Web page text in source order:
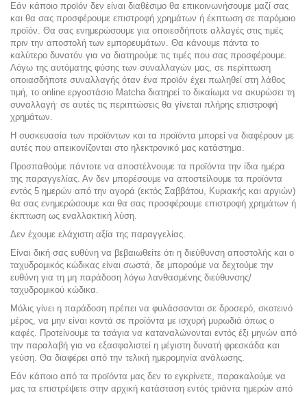
Εάν κάποιο προϊόν δεν είναι διαθέσιμο θα επικοινωνήσουμε μαζί σας
και θα σας προσφέρουμε επιστροφή χρημάτων ή έκπτωση σε παρόμοιο
προϊόν. Θα σας ενημερώσουμε για οποιεσδήποτε αλλαγές στις τιμές
πριν την αποστολή των εμπορευμάτων. Θα κάνουμε πάντα το
καλύτερο δυνατόν για να διατηρούμε τις τιμές που σας προσφέρουμε.
Λόγω της αυτόματης φύσης των συναλλαγών μας, σε περίπτωση
οποιασδήποτε συναλλαγής όταν ένα προϊόν έχει πωληθεί στη λάθος
τιμή, το online εργοστάσιο Matcha διατηρεί το δικαίωμα να ακυρώσει τη
συναλλαγή σε αυτές τις περιπτώσεις θα γίνεται πλήρης επιστροφή
χρημάτων.
Η συσκευασία των προϊόντων και τα προϊόντα μπορεί να διαφέρουν με
αυτές που απεικονίζονται στο ηλεκτρονικό μας κατάστημα.
Προσπαθούμε πάντοτε να αποστέλνουμε τα προϊόντα την ίδια ημέρα
της παραγγελίας. Αν δεν μπορέσουμε να αποστείλουμε τα προϊόντα
εντός 5 ημερών από την αγορά (εκτός Σαββάτου, Κυριακής και αργιών)
θα σας ενημερώσουμε και θα σας προσφέρουμε επιστροφή χρημάτων ή
έκπτωση ως εναλλακτική λύση.
Δεν έχουμε ελάχιστη αξία της παραγγελίας.
Είναι δική σας ευθύνη να βεβαιωθείτε ότι η διεύθυνση αποστολής και ο
ταχυδρομικός κώδικας είναι σωστά, δε μπορούμε να δεχτούμε την
ευθύνη για τη μη παράδοση λόγω λανθασμένης διεύθυνσης/
ταχυδρομικού κώδικα.
Μόλις γίνει η παράδοση πρέπει να φυλάσσονται σε δροσερό, σκοτεινό
μέρος, να μην είναι κοντά σε προϊόντα με ισχυρή μυρωδιά όπως ο
καφές. Προτείνουμε τα τσάγια να καταναλώνονται εντός έξι μηνών από
την παραλαβή για να εξασφαλιστεί η μέγιστη δυνατή φρεσκάδα και
γεύση. Θα διαφέρει από την τελική ημερομηνία ανάλωσης.
Εάν κάποιο από τα προϊόντα μας δεν το εγκρίνετε, παρακαλούμε να
μας τα επιστρέψετε στην αρχική κατάσταση εντός τριάντα ημερών από